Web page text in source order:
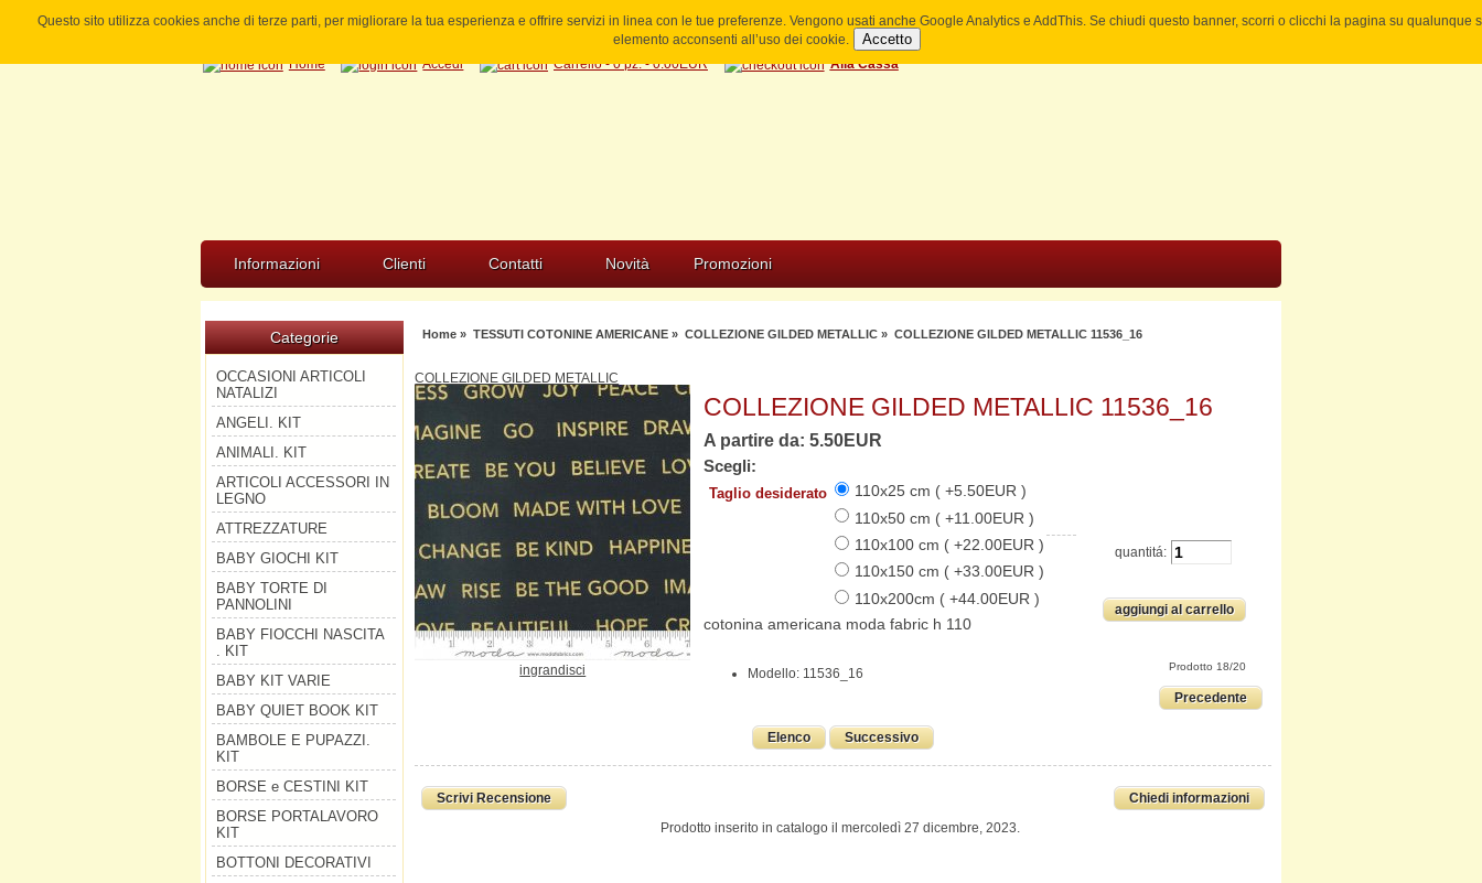
Questo sito utilizza cookies anche di terze parti, per migliorare la tua esperienza e offrire servizi in linea con le tue preferenze. Vengono usati anche Google Analytics e AddThis. Se chiudi questo banner, scorri o clicchi la pagina su qualunque
elemento acconsenti all’uso dei cookie.
Accetto
Home Accedi Carrello - 0 pz. - 0.00EUR Alla Cassa
Informazioni Clienti Contatti Novità Promozioni
Categorie
OCCASIONI ARTICOLI
NATALIZI
ANGELI. KIT
ANIMALI. KIT
ARTICOLI ACCESSORI IN
LEGNO
ATTREZZATURE
BABY GIOCHI KIT
BABY TORTE DI
PANNOLINI
BABY FIOCCHI NASCITA
. KIT
BABY KIT VARIE
BABY QUIET BOOK KIT
BAMBOLE E PUPAZZI.
KIT
BORSE e CESTINI KIT
BORSE PORTALAVORO
KIT
BOTTONI DECORATIVI
Home» TESSUTI COTONINE AMERICANE» COLLEZIONE GILDED METALLIC» COLLEZIONE GILDED METALLIC 11536_16
COLLEZIONE GILDED METALLIC
ingrandisci
COLLEZIONE GILDED METALLIC 11536_16
A partire da: 5.50EUR
Scegli:
Taglio desiderato
110x25 cm ( +5.50EUR )
110x50 cm ( +11.00EUR )
110x100 cm ( +22.00EUR )
110x150 cm ( +33.00EUR )
110x200cm ( +44.00EUR )
quantitá:
Modello: 11536_16
cotonina americana moda fabric h 110
Prodotto 18/20
Precedente
Elenco Successivo
Scrivi Recensione Chiedi informazioni
Prodotto inserito in catalogo il mercoledì 27 dicembre, 2023.